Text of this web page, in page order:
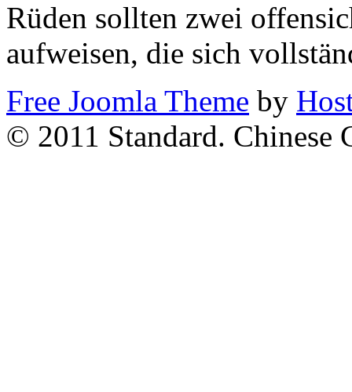
Rüden sollten zwei
aufweisen, die sich
Free Joomla Theme by
© 2011 Standard. Chinese